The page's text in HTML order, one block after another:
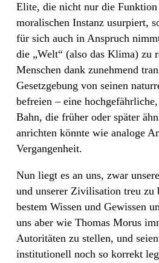
Elite, die nicht nur die Funktion
moralischen Instanz usurpiert,
für sich auch in Anspruch
die „Welt“ (also das Klima) zu
Menschen dank zunehmend
Gesetzgebung von seinen
befreien – eine
Bahn, die früher oder später
anrichten könnte wie analoge
Vergangenheit.
Nun liegt es an uns, zwar
und unserer Zivilisation treu zu
bestem Wissen und Gewissen
uns aber wie Thomas Morus
Autoritäten zu stellen, und
institutionell noch so korrekt